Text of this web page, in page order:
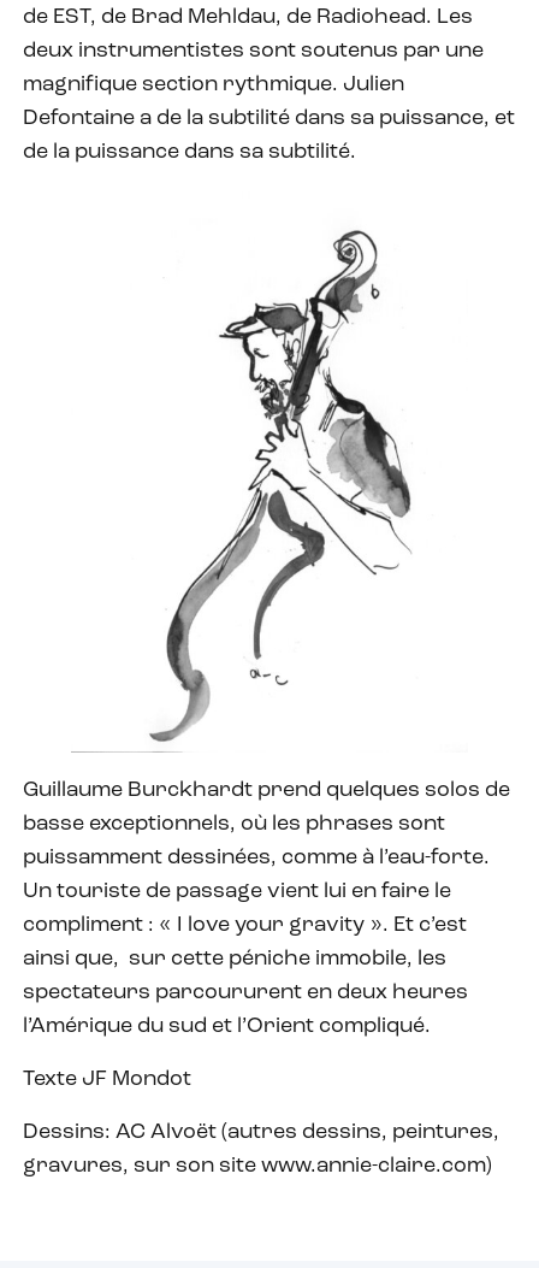
de EST, de Brad Mehldau, de Radiohead. Les
deux instrumentistes sont soutenus par une
magnifique section rythmique. Julien
Defontaine a de la subtilité dans sa puissance, et
de la puissance dans sa subtilité.
Guillaume Burckhardt prend quelques solos de
basse exceptionnels, où les phrases sont
puissamment dessinées, comme à l’eau-forte.
Un touriste de passage vient lui en faire le
compliment : « I love your gravity ». Et c’est
ainsi que, sur cette péniche immobile, les
spectateurs parcoururent en deux heures
l’Amérique du sud et l’Orient compliqué.
Texte JF Mondot
Dessins: AC Alvoët (autres dessins, peintures,
gravures, sur son site www.annie-claire.com)